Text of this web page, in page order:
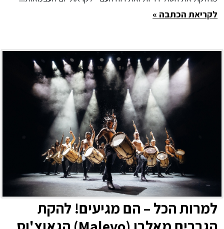
לקריאת הכתבה »
למרות הכל – הם מגיעים! להקת